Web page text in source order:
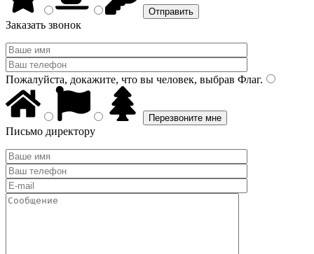
Заказать звонок
Пожалуйста, докажите, что вы человек, выбрав Флаг.
Письмо директору